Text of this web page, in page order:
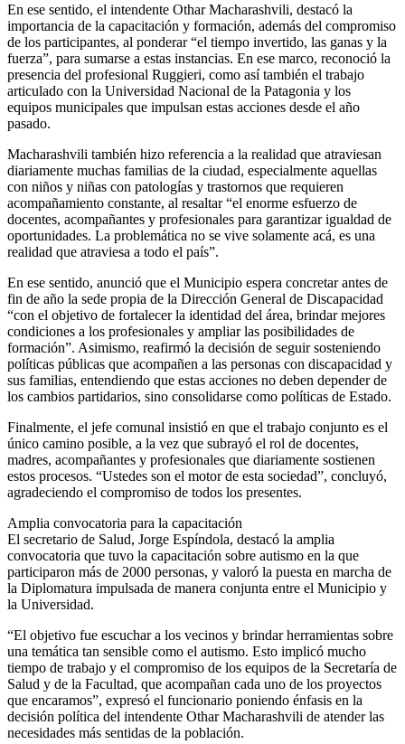
En ese sentido, el intendente Othar Macharashvili, destacó la
importancia de la capacitación y formación, además del compromiso
de los participantes, al ponderar “el tiempo invertido, las ganas y la
fuerza”, para sumarse a estas instancias. En ese marco, reconoció la
presencia del profesional Ruggieri, como así también el trabajo
articulado con la Universidad Nacional de la Patagonia y los
equipos municipales que impulsan estas acciones desde el año
pasado.
Macharashvili también hizo referencia a la realidad que atraviesan
diariamente muchas familias de la ciudad, especialmente aquellas
con niños y niñas con patologías y trastornos que requieren
acompañamiento constante, al resaltar “el enorme esfuerzo de
docentes, acompañantes y profesionales para garantizar igualdad de
oportunidades. La problemática no se vive solamente acá, es una
realidad que atraviesa a todo el país”.
En ese sentido, anunció que el Municipio espera concretar antes de
fin de año la sede propia de la Dirección General de Discapacidad
“con el objetivo de fortalecer la identidad del área, brindar mejores
condiciones a los profesionales y ampliar las posibilidades de
formación”. Asimismo, reafirmó la decisión de seguir sosteniendo
políticas públicas que acompañen a las personas con discapacidad y
sus familias, entendiendo que estas acciones no deben depender de
los cambios partidarios, sino consolidarse como políticas de Estado.
Finalmente, el jefe comunal insistió en que el trabajo conjunto es el
único camino posible, a la vez que subrayó el rol de docentes,
madres, acompañantes y profesionales que diariamente sostienen
estos procesos. “Ustedes son el motor de esta sociedad”, concluyó,
agradeciendo el compromiso de todos los presentes.
Amplia convocatoria para la capacitación
El secretario de Salud, Jorge Espíndola, destacó la amplia
convocatoria que tuvo la capacitación sobre autismo en la que
participaron más de 2000 personas, y valoró la puesta en marcha de
la Diplomatura impulsada de manera conjunta entre el Municipio y
la Universidad.
“El objetivo fue escuchar a los vecinos y brindar herramientas sobre
una temática tan sensible como el autismo. Esto implicó mucho
tiempo de trabajo y el compromiso de los equipos de la Secretaría de
Salud y de la Facultad, que acompañan cada uno de los proyectos
que encaramos”, expresó el funcionario poniendo énfasis en la
decisión política del intendente Othar Macharashvili de atender las
necesidades más sentidas de la población.